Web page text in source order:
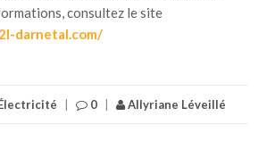
consultez le site
darnetal.com/
0 Allyriane Léveillé